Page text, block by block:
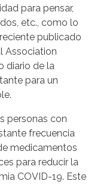
para pensar,
etc., como lo
publicado
Association
diario de la
para un
personas con
frecuencia
medicamentos
para reducir la
COVID-19. Este